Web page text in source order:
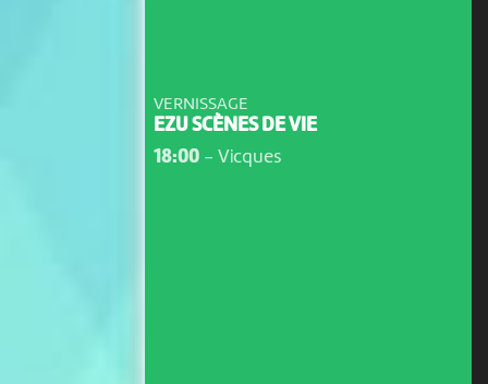
VERNISSAGE
EZU SCÈNES DE VIE
18:00- Vicques